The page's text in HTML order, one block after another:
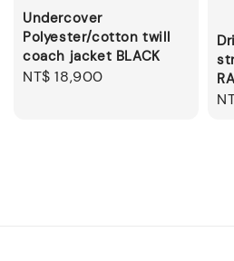
Undercover
Polyester/cotton twill
coach jacket BLACK
Regular
NT$ 18,900